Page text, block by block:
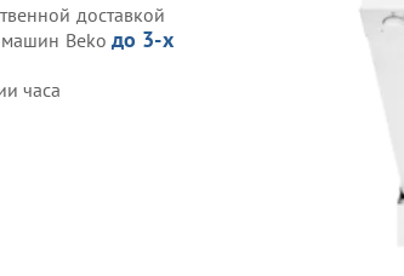
доставкой
Beko до 3-х
часа